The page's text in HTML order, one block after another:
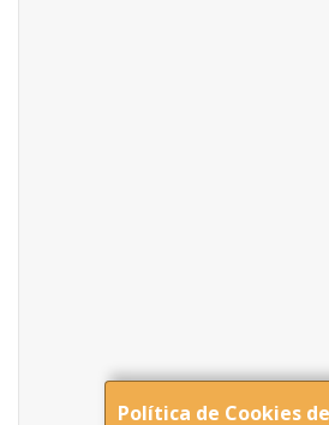
Política de Cookies